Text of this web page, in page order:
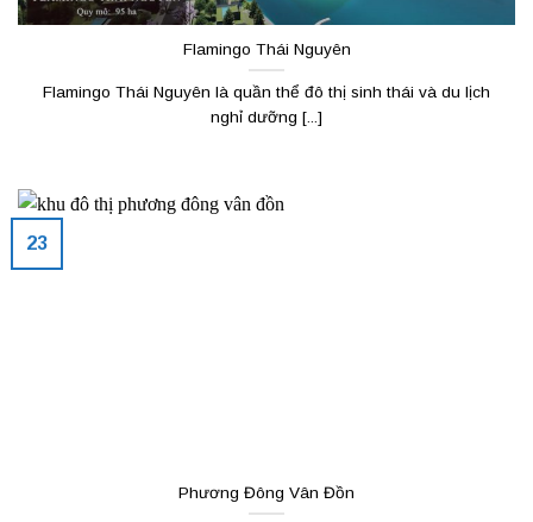
Flamingo Thái Nguyên
Flamingo Thái Nguyên là quần thể đô thị sinh thái và du lịch
nghỉ dưỡng [...]
Phương Đông Vân Đồn
23